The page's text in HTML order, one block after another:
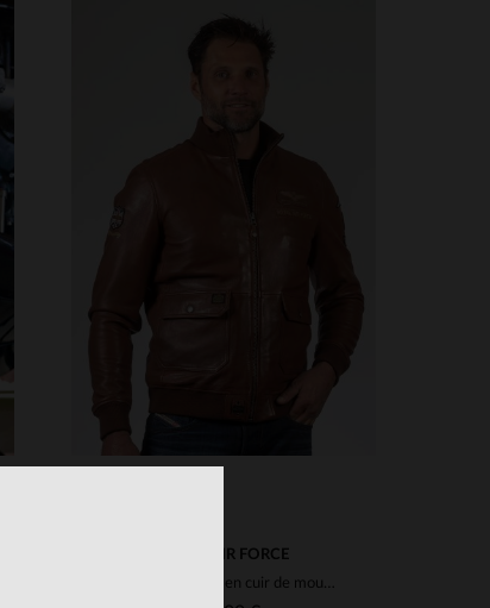
ROYAL AIR FORCE
Blouson aviateur en cuir de mouton marron, intemporel et robuste.